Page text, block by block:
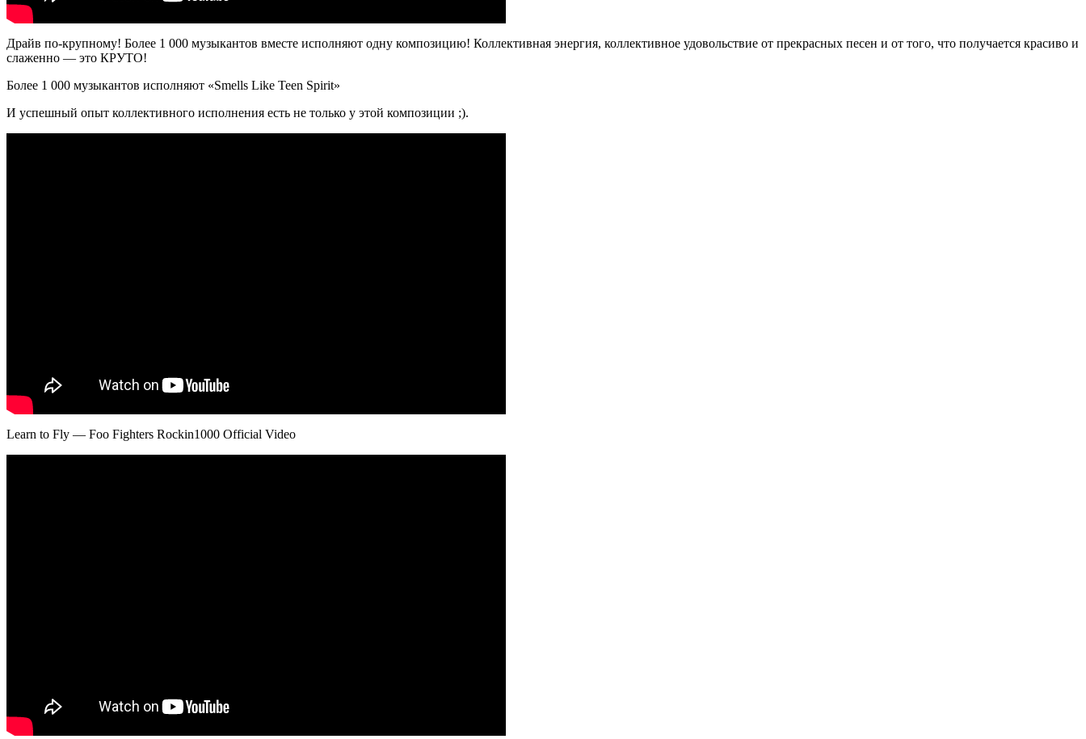
Драйв по-крупному! Более 1 000 музыкантов вместе исполняют одну композицию! Коллективная энергия, коллективное удовольствие от прекрасных песен и от того, что получается красиво и
слаженно — это КРУТО!
Более 1 000 музыкантов исполняют «Smells Like Teen Spirit»
И успешный опыт коллективного исполнения есть не только у этой композиции ;).
Learn to Fly — Foo Fighters Rockin1000 Official Video